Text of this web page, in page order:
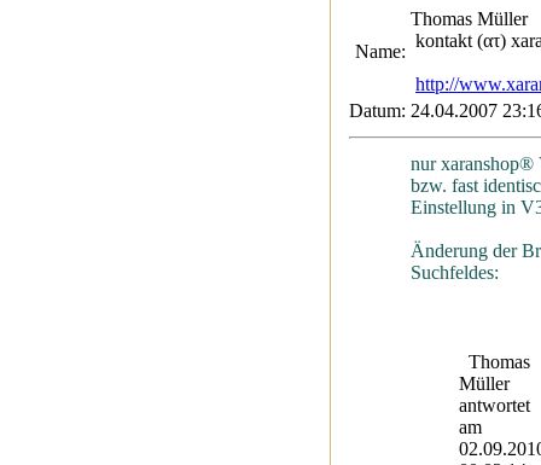
Name:
Thomas
kontakt (ατ)
http://
Datum: 24.04.2007
nur xaranshop®
bzw. fast
Einstellung in
Änderung der
Suchfeldes:
Thomas
Müller
antwortet
am